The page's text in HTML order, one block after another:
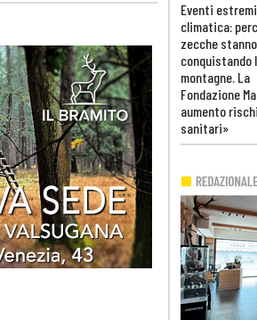
Eventi
climatica:
zecche stanno
conquistando
montagne. La
Fondazione
aumento rischi
sanitari»